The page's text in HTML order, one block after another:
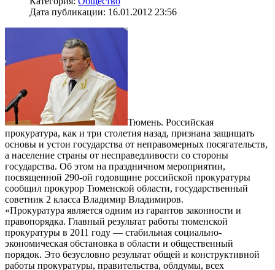
Дата публикации: 16.01.2012 23:56
Тюмень. Российская
прокуратура, как и три столетия назад, признана защищать
основы и устои государства от неправомерных посягательств,
а население страны от несправедливости со стороны
государства. Об этом на праздничном мероприятии,
посвященной 290-ой годовщине российской прокуратуры
сообщил прокурор Тюменской области, государственный
советник 2 класса Владимир Владимиров.
«Прокуратура является одним из гарантов законности и
правопорядка. Главный результат работы тюменской
прокуратуры в 2011 году — стабильная социально-
экономическая обстановка в области и общественный
порядок. Это безусловно результат общей и конструктивной
работы прокуратуры, правительства, облдумы, всех